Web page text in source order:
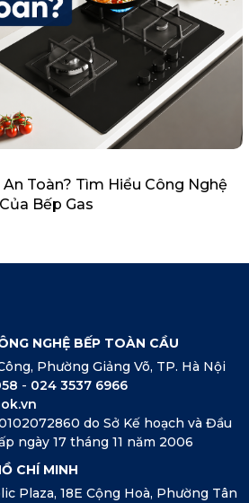
An Toàn? Tìm Hiểu Công Nghệ
Bếp Gas
NGHỆ BẾP TOÀN CẦU
Phường Giảng Võ, TP. Hà Nội
- 024 3537 6966
do Sở Kế hoạch và Đầu
ngày 17 tháng 11 năm 2006
CHÍ MINH
Plaza, 18E Cộng Hoà, Phường Tân